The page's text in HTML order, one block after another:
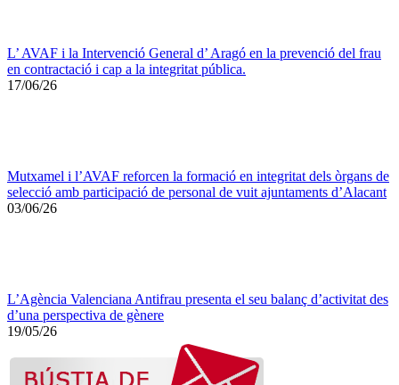
L’ AVAF i la Intervenció General d’ Aragó en la prevenció del frau
en contractació i cap a la integritat pública.
17/06/26
Mutxamel i l’AVAF reforcen la formació en integritat dels òrgans de
selecció amb participació de personal de vuit ajuntaments d’Alacant
03/06/26
L’Agència Valenciana Antifrau presenta el seu balanç d’activitat des
d’una perspectiva de gènere
19/05/26